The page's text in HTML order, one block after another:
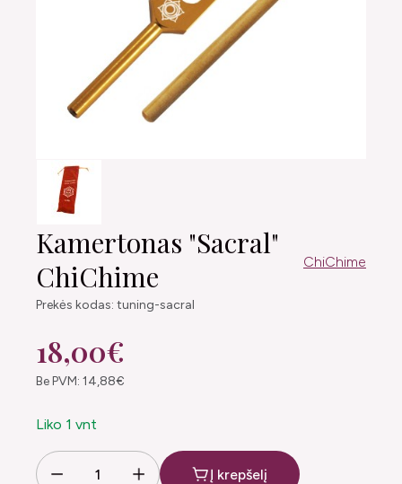
Kamertonas "Sacral"
ChiChime
ChiChime
Prekės kodas: tuning-sacral
18,00€
Be PVM: 14,88€
Liko 1 vnt
Į krepšelį